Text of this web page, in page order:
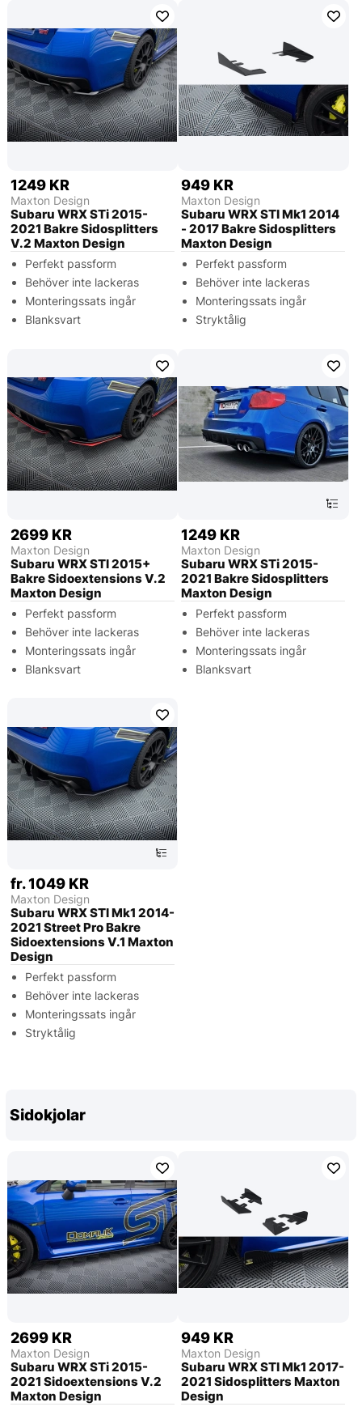
1249 KR
Maxton Design
Subaru WRX STi 2015-
2021 Bakre Sidosplitters
V.2 Maxton Design
Perfekt passform
Behöver inte lackeras
Monteringssats ingår
Blanksvart
949 KR
Maxton Design
Subaru WRX STI Mk1 2014
- 2017 Bakre Sidosplitters
Maxton Design
Perfekt passform
Behöver inte lackeras
Monteringssats ingår
Stryktålig
2699 KR
Maxton Design
Subaru WRX STI 2015+
Bakre Sidoextensions V.2
Maxton Design
Perfekt passform
Behöver inte lackeras
Monteringssats ingår
Blanksvart
1249 KR
Maxton Design
Subaru WRX STi 2015-
2021 Bakre Sidosplitters
Maxton Design
Perfekt passform
Behöver inte lackeras
Monteringssats ingår
Blanksvart
fr. 1049 KR
Maxton Design
Subaru WRX STI Mk1 2014-
2021 Street Pro Bakre
Sidoextensions V.1 Maxton
Design
Perfekt passform
Behöver inte lackeras
Monteringssats ingår
Stryktålig
Sidokjolar
2699 KR
Maxton Design
Subaru WRX STi 2015-
2021 Sidoextensions V.2
Maxton Design
949 KR
Maxton Design
Subaru WRX STI Mk1 2017-
2021 Sidosplitters Maxton
Design